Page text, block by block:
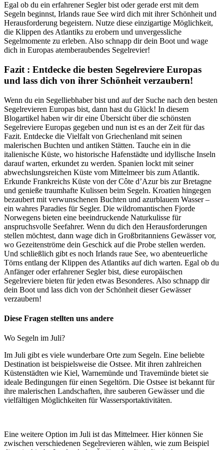
Egal ob du ein erfahrener Segler bist oder gerade erst mit dem
Segeln beginnst, Irlands raue See wird dich mit ihrer Schönheit und
Herausforderung begeistern. Nutze diese einzigartige Möglichkeit,
die Klippen des Atlantiks zu erobern und unvergessliche
Segelmomente zu erleben. Also schnapp dir dein Boot und wage
dich in Europas atemberaubendes Segelrevier!
Fazit : Entdecke die besten Segelreviere Europas
und lass dich von ihrer Schönheit verzaubern!
Wenn du ein Segelliebhaber bist und auf der Suche nach den besten
Segelrevieren Europas bist, dann hast du Glück! In diesem
Blogartikel haben wir dir eine Übersicht über die schönsten
Segelreviere Europas gegeben und nun ist es an der Zeit für das
Fazit. Entdecke die Vielfalt von Griechenland mit seinen
malerischen Buchten und antiken Stätten. Tauche ein in die
italienische Küste, wo historische Hafenstädte und idyllische Inseln
darauf warten, erkundet zu werden. Spanien lockt mit seiner
abwechslungsreichen Küste vom Mittelmeer bis zum Atlantik.
Erkunde Frankreichs Küste von der Côte d’Azur bis zur Bretagne
und genieße traumhafte Kulissen beim Segeln. Kroatien hingegen
bezaubert mit verwunschenen Buchten und azurblauem Wasser –
ein wahres Paradies für Segler. Die wildromantischen Fjorde
Norwegens bieten eine beeindruckende Naturkulisse für
anspruchsvolle Seefahrer. Wenn du dich den Herausforderungen
stellen möchtest, dann wage dich in Großbritanniens Gewässer vor,
wo Gezeitenströme dein Geschick auf die Probe stellen werden.
Und schließlich gibt es noch Irlands raue See, wo abenteuerliche
Törns entlang der Klippen des Atlantiks auf dich warten. Egal ob du
Anfänger oder erfahrener Segler bist, diese europäischen
Segelreviere bieten für jeden etwas Besonderes. Also schnapp dir
dein Boot und lass dich von der Schönheit dieser Gewässer
verzaubern!
Diese Fragen stellten uns andere
Wo Segeln im Juli?
Im Juli gibt es viele wunderbare Orte zum Segeln. Eine beliebte
Destination ist beispielsweise die Ostsee. Mit ihren zahlreichen
Küstenstädten wie Kiel, Warnemünde und Travemünde bietet sie
ideale Bedingungen für einen Segeltörn. Die Ostsee ist bekannt für
ihre malerischen Landschaften, ihre sauberen Gewässer und die
vielfältigen Möglichkeiten für Wassersportaktivitäten.
Eine weitere Option im Juli ist das Mittelmeer. Hier können Sie
zwischen verschiedenen Segelrevieren wählen, wie zum Beispiel